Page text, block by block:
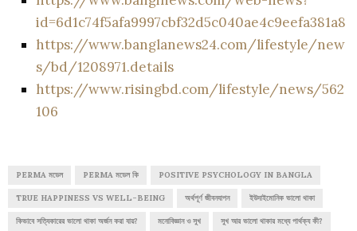
id=6d1c74f5afa9997cbf32d5c040ae4c9eefa381a8
https://www.banglanews24.com/lifestyle/new
s/bd/1208971.details
https://www.risingbd.com/lifestyle/news/562
106
PERMA মডেল PERMA মডেল কি POSITIVE PSYCHOLOGY IN BANGLA
TRUE HAPPINESS VS WELL-BEING অর্থপূর্ণ জীবনযাপন ইউদাইমোনিক ভালো থাকা
কিভাবে সত্যিকারের ভালো থাকা অর্জন করা যায়? মনোবিজ্ঞান ও সুখ সুখ আর ভালো থাকার মধ্যে পার্থক্য কী?